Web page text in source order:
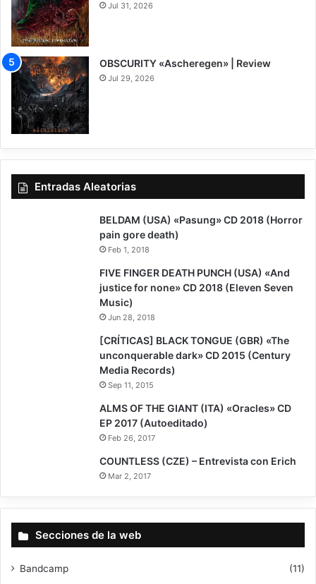
8
Jul 31, 2026
7.5
OBSCURITY «Ascheregen» | Review
Jul 29, 2026
Entradas Aleatorias
BELDAM (USA) «Pasung» CD 2018 (Horror
pain gore death)
Feb 1, 2018
FIVE FINGER DEATH PUNCH (USA) «And
justice for none» CD 2018 (Eleven Seven
Music)
Jun 28, 2018
[CRÍTICAS] BLACK TONGUE (GBR) «The
unconquerable dark» CD 2015 (Century
Media Records)
Sep 11, 2015
ALMS OF THE GIANT (ITA) «Oracles» CD
EP 2017 (Autoeditado)
Feb 26, 2017
COUNTLESS (CZE) – Entrevista con Erich
Mar 2, 2017
Secciones de la web
Bandcamp
(11)